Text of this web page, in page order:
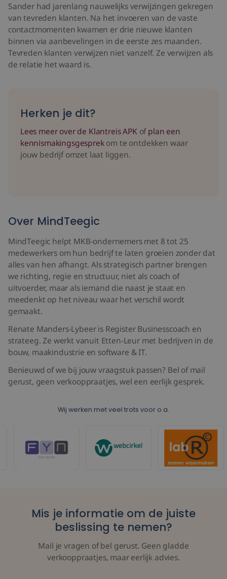
Sander had jarenlang nauwelijks verwijzingen gekregen
van tevreden klanten. Na het invoeren van de vaste
contactmomenten kwamen er drie nieuwe klanten
binnen via aanbevelingen in de eerste zes maanden.
Tevreden klanten verwijzen niet vanzelf. Ze verwijzen als
de relatie het waard is.
Herken je dit?
Lees meer over de Klantreis APKofplan een
kennismakingsgesprekom te ontdekken waar
jouw bedrijf omzet laat liggen.
Over MindTeegic
MindTeegic helpt MKB-ondernemers met 8 tot 25
medewerkers om hun bedrijf te laten groeien zonder dat
alles van hen afhangt. Als strategisch partner brengen
we richting, regie en structuur, niet als coach of
uitvoerder, maar als iemand die naast je staat en
meedenkt op het niveau waar het verschil wordt
gemaakt.
Renate Manders-Lybeer is Register Businesscoach en
strateeg. Ze werkt vanuit Etten-Leur met bedrijven in de
bouw, maakindustrie en software & IT.
Benieuwd of we bij jouw vraagstuk passen? Bel of mail
gerust, geen verkooppraatjes, wel een eerlijk gesprek.
Wij werken met veel trots voor o.a.
Mis je informatie om de juiste
beslissing te nemen?
Mail je vragen of bel gerust. Geen gladde
verkooppraatjes, maar eerlijk advies.